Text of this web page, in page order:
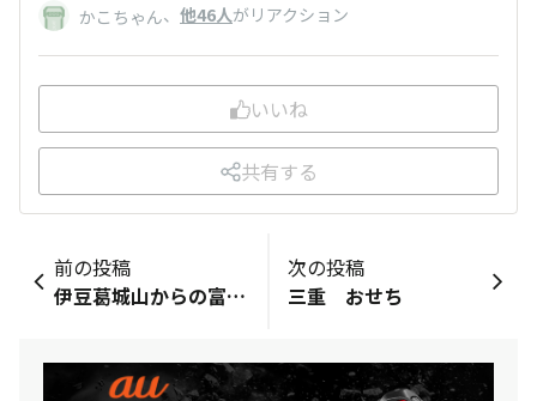
かこちゃん、 他46人がリアクション
いいね
共有する
前の投稿
伊豆葛城山からの富士山
次の投稿
三重 おせち